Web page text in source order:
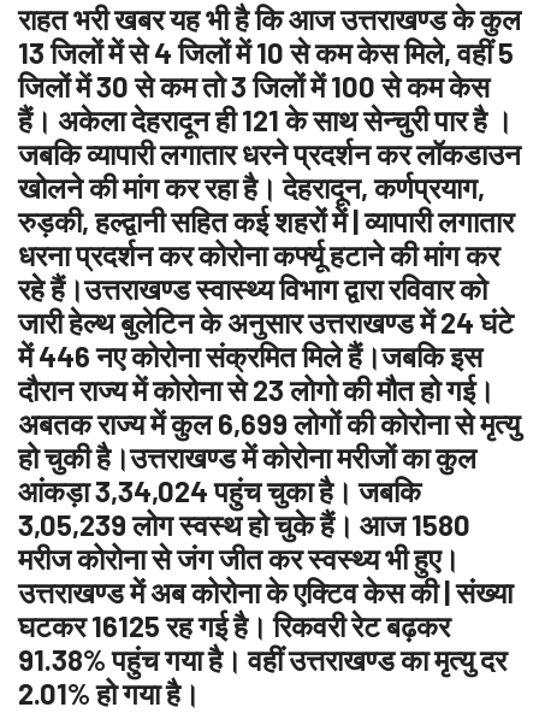
राहत भरी खबर यह भी है कि आज उत्तराखण्ड के कुल
13 जिलों में से 4 जिलों में 10 से कम केस मिले, वहीं 5
जिलों में 30 से कम तो 3 जिलों में 100 से कम केस
हैं। अकेला देहरादून ही 121 के साथ सेन्चुरी पार है ।
जबकि व्यापारी लगातार धरने प्रदर्शन कर लॉकडाउन
खोलने की मांग कर रहा है। देहरादून, कर्णप्रयाग,
रुड़की, हल्द्वानी सहित कई शहरों में | व्यापारी लगातार
धरना प्रदर्शन कर कोरोना कर्फ्यू हटाने की मांग कर
रहे हैं।उत्तराखण्ड स्वास्थ्य विभाग द्वारा रविवार को
जारी हेल्थ बुलेटिन के अनुसार उत्तराखण्ड में 24 घंटे
में 446 नए कोरोना संक्रमित मिले हैं।जबकि इस
दौरान राज्य में कोरोना से 23 लोगो की मौत हो गई।
अबतक राज्य में कुल 6,699 लोगों की कोरोना से मृत्यु
हो चुकी है।उत्तराखण्ड में कोरोना मरीजों का कुल
आंकड़ा 3,34,024 पहुंच चुका है। जबकि
3,05,239 लोग स्वस्थ हो चुके हैं। आज 1580
मरीज कोरोना से जंग जीत कर स्वस्थ्य भी हुए।
उत्तराखण्ड में अब कोरोना के एक्टिव केस की | संख्या
घटकर 16125 रह गई है। रिकवरी रेट बढ़कर
91.38% पहुंच गया है। वहीं उत्तराखण्ड का मृत्यु दर
2.01% हो गया है।